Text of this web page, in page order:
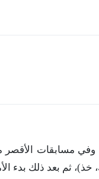
خذ)، ثم بعد ذلك بدء